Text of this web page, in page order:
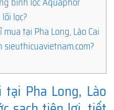
lọc?
tại Pha Long, Lào Cai
sieuthicuavietnam.com?
Pha Long, Lào